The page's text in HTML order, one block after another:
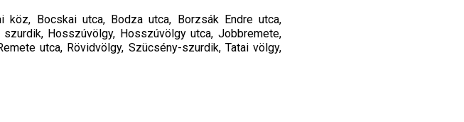
köz, Bocskai utca, Bodza utca, Borzsák Endre utca,
Hosszúvölgy, Hosszúvölgy utca, Jobbremete,
utca, Rövidvölgy, Szücsény-szurdik, Tatai völgy,